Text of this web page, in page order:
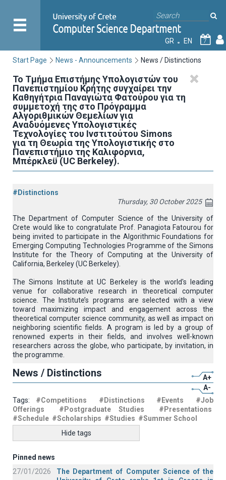
GR EN 7
Start Page News - Announcements News / Distinctions
Το Τμήμα Επιστήμης Υπολογιστών του
Πανεπιστημίου Κρήτης συγχαίρει την
Καθηγήτρια Παναγιώτα Φατούρου για τη
συμμετοχή της στο Πρόγραμμα
Αλγοριθμικών Θεμελίων για
Αναδυόμενες Υπολογιστικές
Τεχνολογίες του Ινστιτούτου Simons
για τη Θεωρία της Υπολογιστικής στο
Πανεπιστήμιο της Καλιφόρνια,
Μπέρκλεϋ (UC Berkeley).
#Distinctions
Thursday, 30 October 2025
The Department of Computer Science of the University of
Crete would like to congratulate Prof. Panagiota Fatourou for
being invited to participate in the Algorithmic Foundations for
Emerging Computing Technologies Programme of the Simons
Institute for the Theory of Computing at the University of
California, Berkeley (UC Berkeley).
The Simons Institute at UC Berkeley is the world's leading
venue for collaborative research in theoretical computer
science. The Institute’s programs are selected with a view
toward maximizing impact and engagement across the
theoretical computer science community, as well as impact on
neighboring scientific fields. A program is led by a group of
renowned experts in their fields, and involves well-known
researchers across the globe, who participate, by invitation, in
the programme.
News / Distinctions
A+
A-
Tags: #Competitions #Distinctions #Events
#Job
Offerings
#Postgraduate Studies
#Presentations
#Schedule #Scholarships #Studies #Summer School
Hide tags
Pinned news
27/01/2026
The Department of Computer Science of the